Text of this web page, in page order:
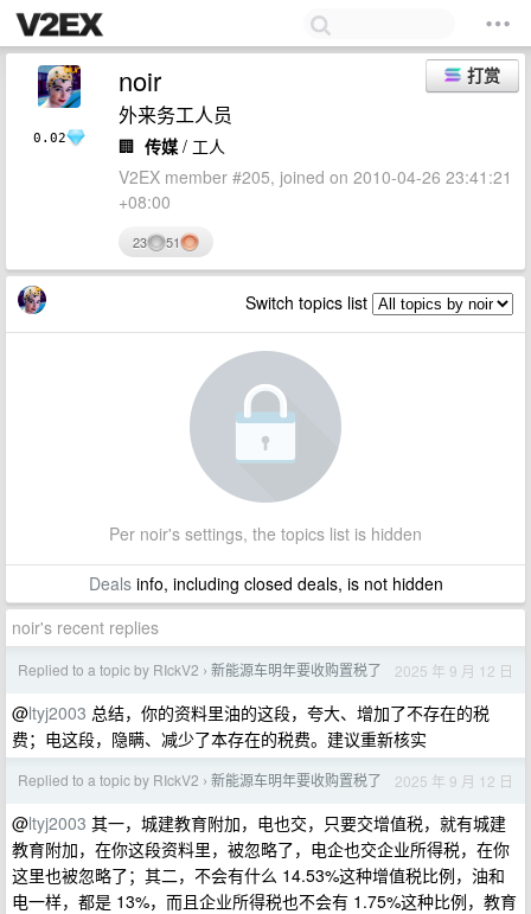
0.02
打赏
noir
外来务工人员
🏢 传媒 / 工人
V2EX member #205, joined on 2010-04-26 23:41:21
+08:00
23 51
Switch topics list
Per noir's settings, the topics list is hidden
Dealsinfo, including closed deals, is not hidden
noir's recent replies
Replied to a topic by RIckV2 › 新能源车明年要收购置税了 2025 年 9 月 12 日
@ltyj2003 总结，你的资料里油的这段，夸大、增加了不存在的税
费；电这段，隐瞒、减少了本存在的税费。建议重新核实
Replied to a topic by RIckV2 › 新能源车明年要收购置税了 2025 年 9 月 12 日
@ltyj2003 其一，城建教育附加，电也交，只要交增值税，就有城建
教育附加，在你这段资料里，被忽略了，电企也交企业所得税，在你
这里也被忽略了；其二，不会有什么 14.53%这种增值税比例，油和
电一样，都是 13%，而且企业所得税也不会有 1.75%这种比例，教育